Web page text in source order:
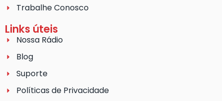
Trabalhe Conosco
Links úteis
Nossa Rádio
Blog
Suporte
Políticas de Privacidade